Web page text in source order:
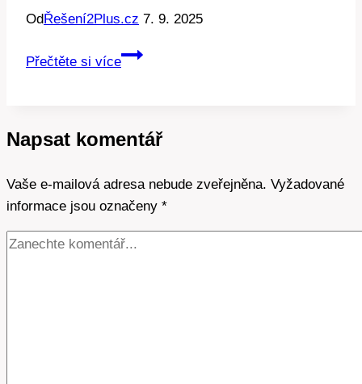
Od Řešení2Plus.cz 7. 9. 2025
Přečtěte si více
Největší
ČR:
ji
najdeme?
Napsat komentář
Vaše e-mailová adresa nebude zveřejněna. Vyžadované
informace jsou označeny *